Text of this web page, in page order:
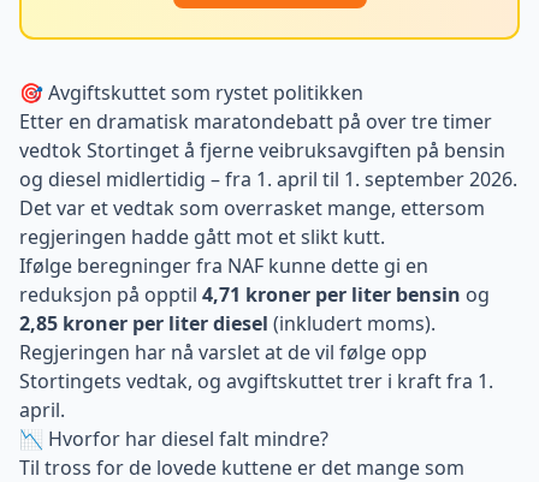
🎯 Avgiftskuttet som rystet politikken
Etter en dramatisk maratondebatt på over tre timer
vedtok Stortinget å fjerne veibruksavgiften på bensin
og diesel midlertidig – fra 1. april til 1. september 2026.
Det var et vedtak som overrasket mange, ettersom
regjeringen hadde gått mot et slikt kutt.
Ifølge beregninger fra NAF kunne dette gi en
reduksjon på opptil 4,71 kroner per liter bensin og
2,85 kroner per liter diesel (inkludert moms).
Regjeringen har nå varslet at de vil følge opp
Stortingets vedtak, og avgiftskuttet trer i kraft fra 1.
april.
📉 Hvorfor har diesel falt mindre?
Til tross for de lovede kuttene er det mange som